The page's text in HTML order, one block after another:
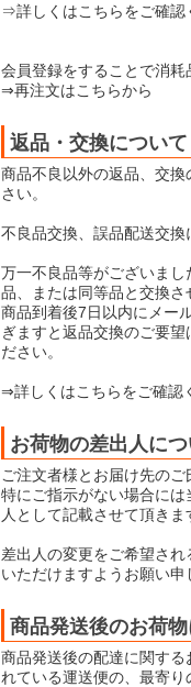
⇒詳しくはこちらをご確認
会員登録をすることで消
⇒再注文はこちらから
返品・交換について
商品不良以外の返品、交
さい。
不良品交換、誤品配送交
万一不良品等がございま
品、または同等品と交換
商品到着後7日以内にメー
ぎますと返品交換のご要
ださい。
⇒詳しくはこちらをご確認
お荷物の差出人に
ご注文者様とお届け先の
特にご指示がない場合に
人として記載させて頂きま
差出人の変更をご希望さ
いただけますようお願い申
商品発送後のお荷
商品発送後の配達に関す
れている運送便の、最寄